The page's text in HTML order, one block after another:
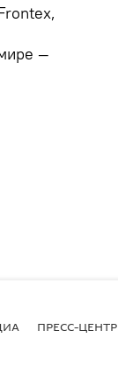
—
ПРЕСС-ЦЕНТР